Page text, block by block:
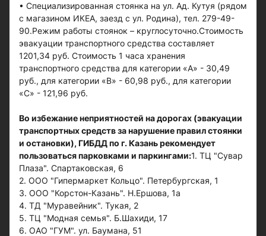
• Специализированная стоянка на ул. Ад. Кутуя (рядом
с магазином ИКЕА, заезд с ул. Родина), тел. 279-49-
90.Режим работы стоянок – круглосуточно.Стоимость
эвакуации транспортного средства составляет
1201,34 руб. Стоимость 1 часа хранения
транспортного средства для категории «А» - 30,49
руб., для категории «В» - 60,98 руб., для категории
«С» - 121,96 руб.
Во избежание неприятностей на дорогах (эвакуации
транспортных средств за нарушение правил стоянки
и остановки), ГИБДД по г. Казань рекомендует
пользоваться парковками и паркингами:1. ТЦ "Сувар
Плаза". Спартаковская, 6
2. ООО "Гипермаркет Кольцо". Петербургская, 1
3. ООО "Корстон-Казань". Н.Ершова, 1а
4. ТД "Муравейник". Тукая, 2
5. ТЦ "Модная семья". Б.Шахиди, 17
6. ОАО "ГУМ". ул. Баумана, 51